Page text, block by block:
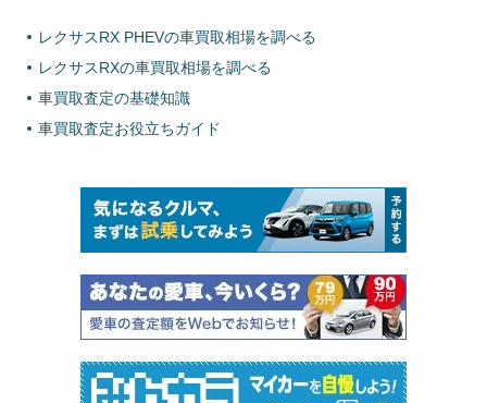
レクサスRX PHEVの車買取相場を調べる
レクサスRXの車買取相場を調べる
車買取査定の基礎知識
車買取査定お役立ちガイド